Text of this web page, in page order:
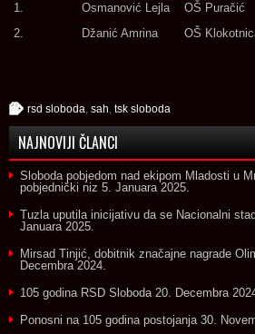
1. Osmanović Lejla
OŠ Puračić
2.
Džanić Amrina OŠ
rsd sloboda sah tsk sloboda
NAJNOVIJI ČLANCI
Sloboda pobjedom nad ekipom Mladosti u
pobjednički niz 5. Januara 2025.
Tuzla uputila inicijativu da se Nacionalni
Januara 2025.
Mirsad Tinjić, dobitnik značajne nagrade
Decembra 2024.
105 godina RSD Sloboda 20. Decembra
Ponosni na 105 godina postojanja 30.